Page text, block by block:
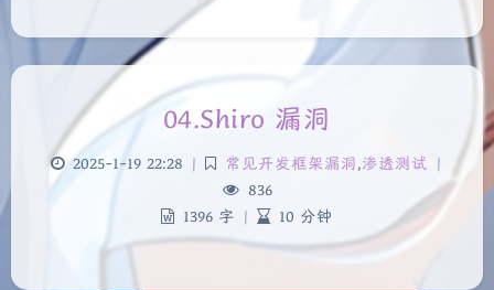
04.Shiro 漏洞
2025-1-19 22:28 | 常见开发框架漏洞,渗透测试 |
836
1396 字 | 10 分钟